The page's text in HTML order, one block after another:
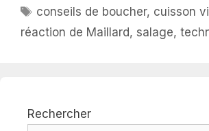
Étiquettes
conseils de boucher, cuisson
réaction de Maillard, salage,
Rechercher